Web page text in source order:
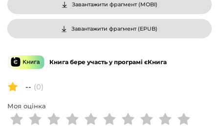
Завантажити фрагмент (MOBI)
Завантажити фрагмент (EPUB)
Книга бере участь у програмі єКнига
-- (0)
Моя оцінка